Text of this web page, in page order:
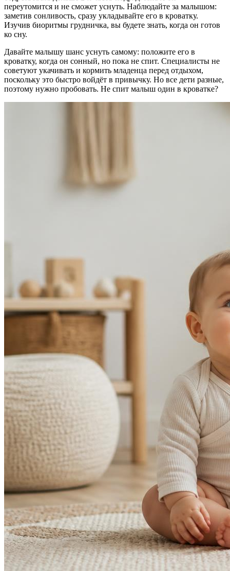
переутомится и не сможет уснуть. Наблюдайте за малышом:
заметив сонливость, сразу укладывайте его в кроватку.
Изучив биоритмы грудничка, вы будете знать, когда он готов
ко сну.
Давайте малышу шанс уснуть самому: положите его в
кроватку, когда он сонный, но пока не спит. Специалисты не
советуют укачивать и кормить младенца перед отдыхом,
поскольку это быстро войдёт в привычку. Но все дети разные,
поэтому нужно пробовать. Не спит малыш один в кроватке?